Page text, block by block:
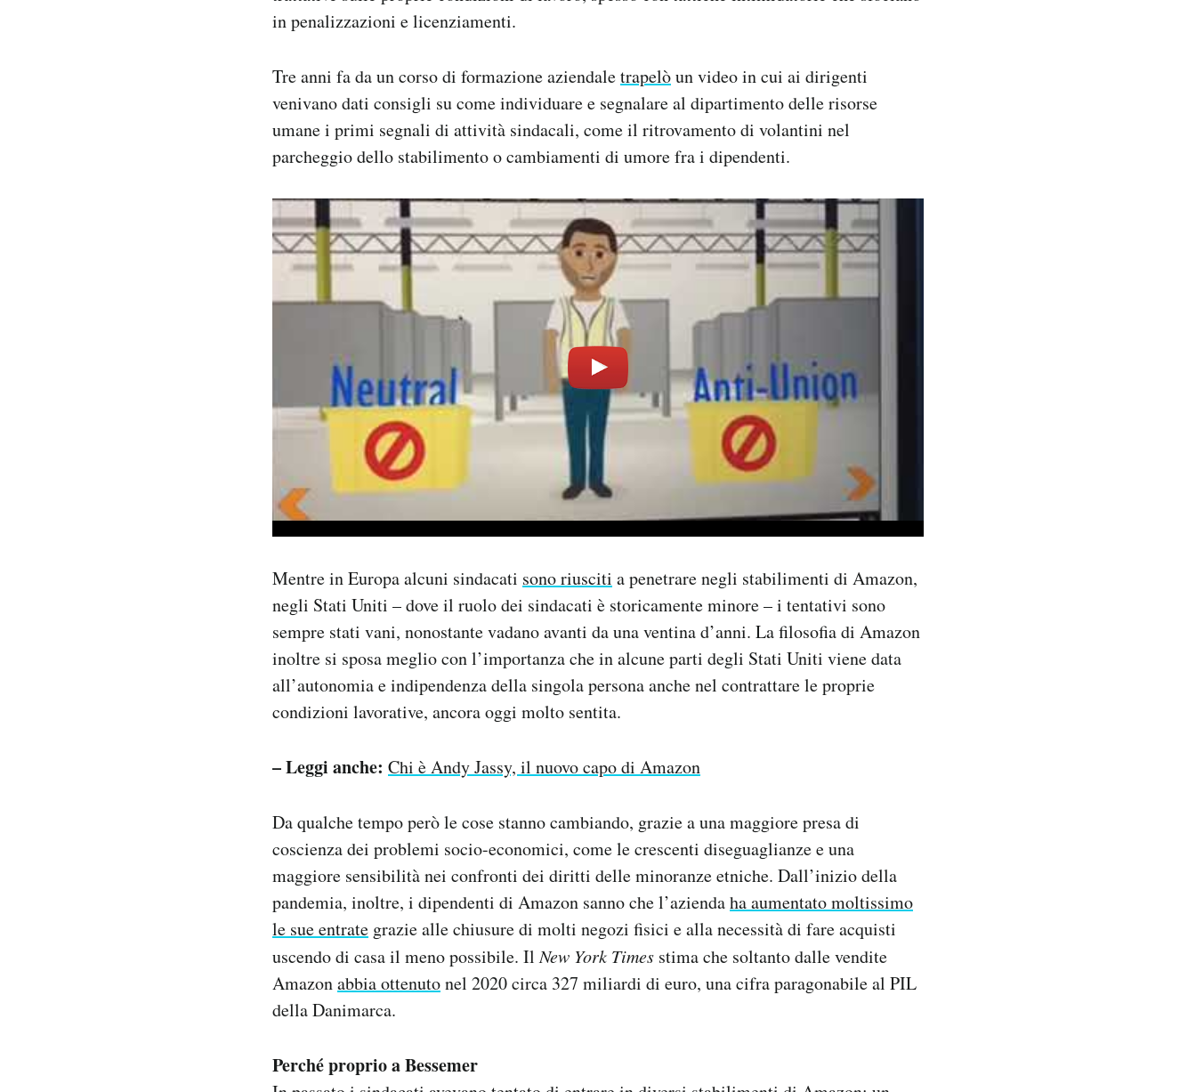
in penalizzazioni e licenziamenti.
Tre anni fa da un corso di formazione aziendaletrapelòun video in cui ai dirigenti
venivano dati consigli su come individuare e segnalare al dipartimento delle risorse
umane i primi segnali di attività sindacali, come il ritrovamento di volantini nel
parcheggio dello stabilimento o cambiamenti di umore fra i dipendenti.
Mentre in Europa alcuni sindacati sono riusciti a penetrare negli stabilimenti di Amazon,
negli Stati Uniti – dove il ruolo dei sindacati è storicamente minore – i tentativi sono
sempre stati vani, nonostante vadano avanti da una ventina d’anni. La filosofia di Amazon
inoltre si sposa meglio con l’importanza che in alcune parti degli Stati Uniti viene data
all’autonomia e indipendenza della singola persona anche nel contrattare le proprie
condizioni lavorative, ancora oggi molto sentita.
– Leggi anche: Chi è Andy Jassy, il nuovo capo di Amazon
Da qualche tempo però le cose stanno cambiando, grazie a una maggiore presa di
coscienza dei problemi socio-economici, come le crescenti diseguaglianze e una
maggiore sensibilità nei confronti dei diritti delle minoranze etniche. Dall’inizio della
pandemia, inoltre, i dipendenti di Amazon sanno che l’aziendaha aumentato moltissimo
le sue entrate grazie alle chiusure di molti negozi fisici e alla necessità di fare acquisti
uscendo di casa il meno possibile. IlNew York Times stima che soltanto dalle vendite
Amazonabbia ottenutonel 2020 circa 327 miliardi di euro, una cifra paragonabile al PIL
della Danimarca.
Perché proprio a Bessemer